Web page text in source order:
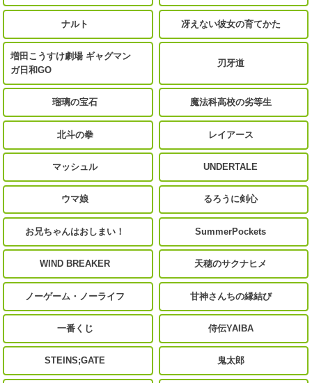
ナルト 冴えない彼女の育てかた
増田こうすけ劇場 ギャグマン
ガ日和GO
刃牙道
瑠璃の宝石 魔法科高校の劣等生
北斗の拳 レイアース
マッシュル UNDERTALE
ウマ娘 るろうに剣心
お兄ちゃんはおしまい！ SummerPockets
WIND BREAKER 天穂のサクナヒメ
ノーゲーム・ノーライフ 甘神さんちの縁結び
一番くじ 侍伝YAIBA
STEINS;GATE 鬼太郎